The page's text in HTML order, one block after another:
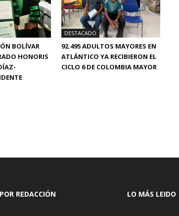
BOLÍVAR
HONORIS
DESTACADO
92.495 ADULTOS MAYORES EN
ATLÁNTICO YA RECIBIERON EL
CICLO 6 DE COLOMBIA MAYOR
REDACCIÓN LO MÁS LEIDO